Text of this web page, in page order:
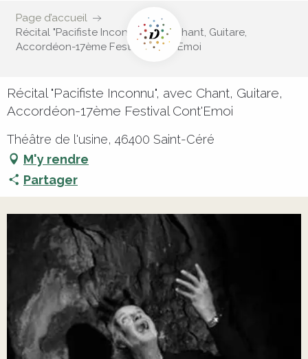
Page d’accueil
Récital "Pacifiste Inconnu", avec Chant, Guitare,
Accordéon-17ème Festival Cont'Emoi
Récital "Pacifiste Inconnu", avec Chant, Guitare,
Accordéon-17ème Festival Cont'Emoi
Théâtre de l'usine, 46400 Saint-Céré
M'y rendre
Partager